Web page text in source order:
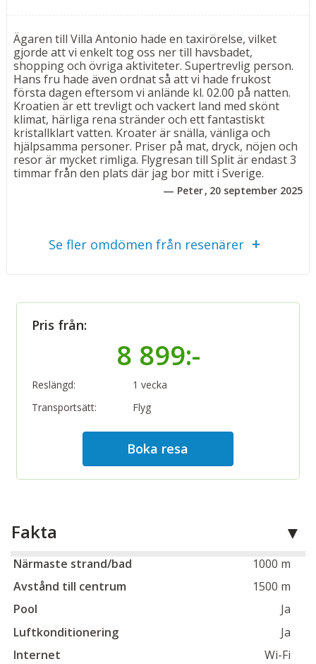
dagen med en grillmiddag i solnedgången – en
semester att minnas.
Bad
Uppvärmd pool ( 2,5 x 8,5 m) 1,5 m djup.
Övrigt
Antal gäster: 6 personer. Totalt 160m². Tvättmaskin,
diskmaskin, kaffemaskin, mikro, hårfön, lakan,
handdukar. Parkering. Avresestädning ingår, men
ingen städning utförs under vistelsen. Rökning ej
belöningen är den vackra utsikten.
identiska och skiljer sig endast i inredningsdetaljer. I
bokningsbekräftelsen framgår vilken villa som är
Ägaren till Villa Antonio hade en taxirörelse, vilket
gjorde att vi enkelt tog oss ner till havsbadet,
shopping och övriga aktiviteter. Supertrevlig person.
Hans fru hade även ordnat så att vi hade frukost
första dagen eftersom vi anlände kl. 02.00 på natten.
Kroatien är ett trevligt och vackert land med skönt
klimat, härliga rena stränder och ett fantastiskt
kristallklart vatten. Kroater är snälla, vänliga och
hjälpsamma personer. Priser på mat, dryck, nöjen och
resor är mycket rimliga. Flygresan till Split är endast 3
timmar från den plats där jag bor mitt i Sverige.
Peter 20 september 2025
Se fler omdömen från resenärer
Pris från:
8 899:-
Reslängd:
1 vecka
Transportsätt:
Flyg
Boka resa
Fakta
Närmaste strand/bad
1000 m
Avstånd till centrum
1500 m
Pool
Ja
Luftkonditionering
Ja
Internet
Wi-Fi